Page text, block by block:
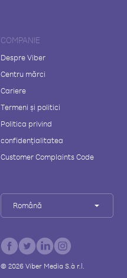
COMPANIE
Despre Viber
Centru mărci
Cariere
Termeni și politici
Politica privind
confidențialitatea
Customer Complaints Code
Română
© 2026Viber Media S.à r.l.